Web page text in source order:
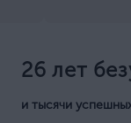
26 лет
и тысячи